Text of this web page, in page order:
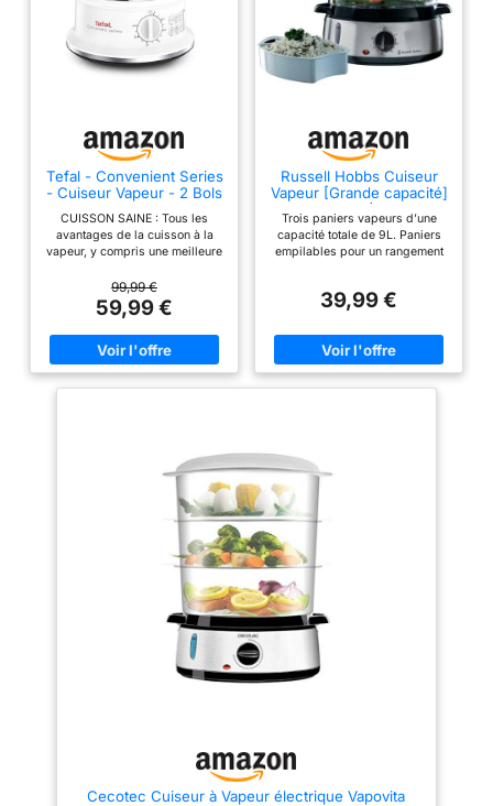
Tefal - Convenient Series
- Cuiseur Vapeur - 2 Bols
CUISSON SAINE : Tous les
avantages de la cuisson à la
vapeur, y compris une meilleure
des vitamines, de la texture et
du goût, pour des repas
délicieux en toute simplicité
LONGUE DURÉE DE VIE :
Cuiseur vapeur avec bols en
acier inoxydable très résistant
d'une capacité suffisante pour
cuire un repas complet en une
seule fois FONCTIONS
INTELLIGENTES : Minuterie de
automatique, remplissage
externe de l'eau et niveau d'eau
visible FACILE À NETTOYER :
les bols, le bol à riz, le
couvercle et le bac à jus
passent au lave-vaisselle
REPARABILITE 15 ANS AU
JUSTE PRIX : engagement de
réparabilité 15 ans au juste prix
99,99 €
59,99 €
Russell Hobbs Cuiseur
Vapeur [Grande capacité]
Cook@Home (800W, 9 L,
3 niveaux, 1 panier
cuiseur de riz + 6
supports à œufs incl.,
programmable, 3 Paniers
sans BPA) 19270-56
Trois paniers vapeurs d’une
capacité totale de 9L. Paniers
empilables pour un rangement
automatique et signal sonore en
supplémentaire pour cuire le riz
et 6 emplacements dans
chaque panier pour la cuisson
finitions de qualité en acier
brossé Ne retirez en aucun cas
tous les paniers à la fois.
Retirez les paniers un à un en
haut. Le couvercle du cuiseur à
vapeur doit être placé à tout
moment sur le cuiseur pendant
la production de vapeur
39,99 €
Cecotec Cuiseur à Vapeur électrique Vapovita